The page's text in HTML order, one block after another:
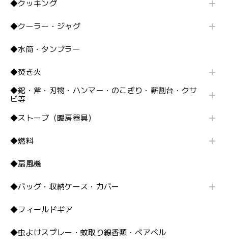
◆クッキング
◆クーラー・ジャグ
◆水筒・タンブラー
◆焚き火
◆鉈・斧・刃物・ハンマー・のこぎり・薪割台・クサ
ビ等
◆ストーブ（暖房器具）
◆燃料
◆扇風機
◆バッグ・収納ケース・カバー
◆フィールドギア
◆虫よけスプレー・蚊取り線香類・ベアベル